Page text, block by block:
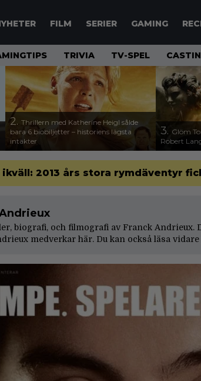
FILM SERIER GAMING
TRIVIA TV-SPEL
2. Thrillern med Katherine Heigl sålde
bara 6 biobiljetter – historiens lägsta
intäkter
3. Glöm
Robert
ikväll: 2013 års stora rymdäventyr
biografi, och filmografi av Franck Andrieux.
medverkar här. Du kan också läsa vidare